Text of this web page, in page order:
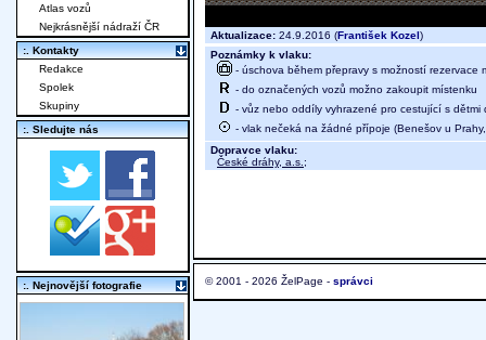
Aktualizace: 24.9.2016 (František Kozel)
Poznámky k vlaku:
- úschova během přepravy s možností
- do označených vozů možno zakoupit místenku
- vůz nebo oddíly vyhrazené pro cestující s dětmi
- vlak nečeká na žádné přípoje (Benešov u
Dopravce vlaku:
České dráhy, a.s. ;
© 2001 - 2026 ŽelPage - správci
Atlas vozů
Nejkrásnější nádraží ČR
:. Kontakty
Redakce
Spolek
Skupiny
:. Sledujte nás
:. Nejnovější fotografie